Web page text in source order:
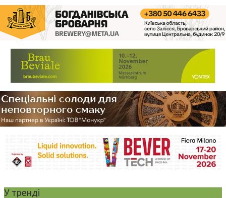
У тренді